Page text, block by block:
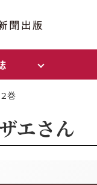
巻
エさん